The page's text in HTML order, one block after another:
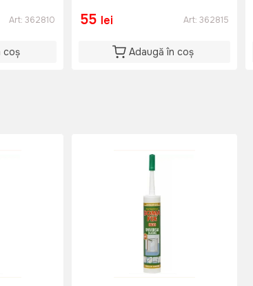
Art: 362810
coș
55 lei Art: 362815
Adaugă în coș